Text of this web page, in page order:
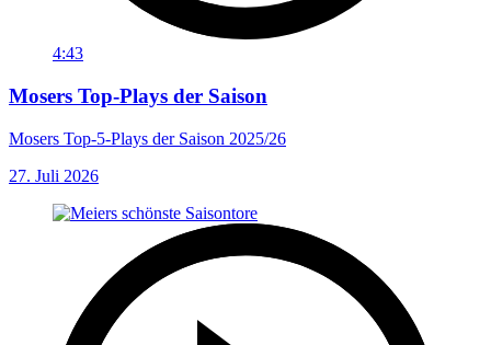
4:43
Mosers Top-Plays der Saison
Mosers Top-5-Plays der Saison 2025/26
27. Juli 2026